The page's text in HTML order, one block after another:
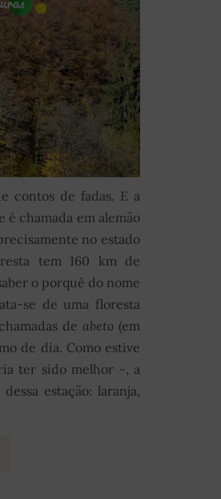
contos de fadas. E a
é chamada em alemão
no estado
tem 160 km de
o porquê do nome
se de uma floresta
de abeto (em
de dia. Como estive
ter sido melhor -, a
estação: laranja,